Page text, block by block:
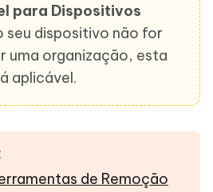
para Dispositivos
seu dispositivo não for
uma organização, esta
aplicável.
de Remoção